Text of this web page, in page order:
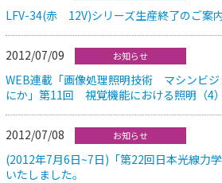
LFV-34(赤 12V)シリーズ生産終了のご案
2012/07/09 お知らせ
WEB連載「画像処理照明技術 マシンビジ
にか」第11回 視覚機能における照明（4）
2012/07/08 お知らせ
(2012年7月6日~7日)「第22回日本光線力
いたしました。